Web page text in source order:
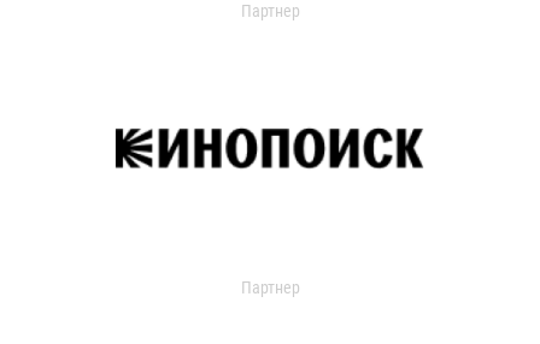
Партнер
Партнер